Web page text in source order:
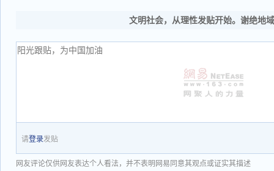
文明社会，从理性发贴开始。谢绝地
请登录发贴
网友评论仅供网友表达个人看法，并不表明网易同意其观点或证实其描述